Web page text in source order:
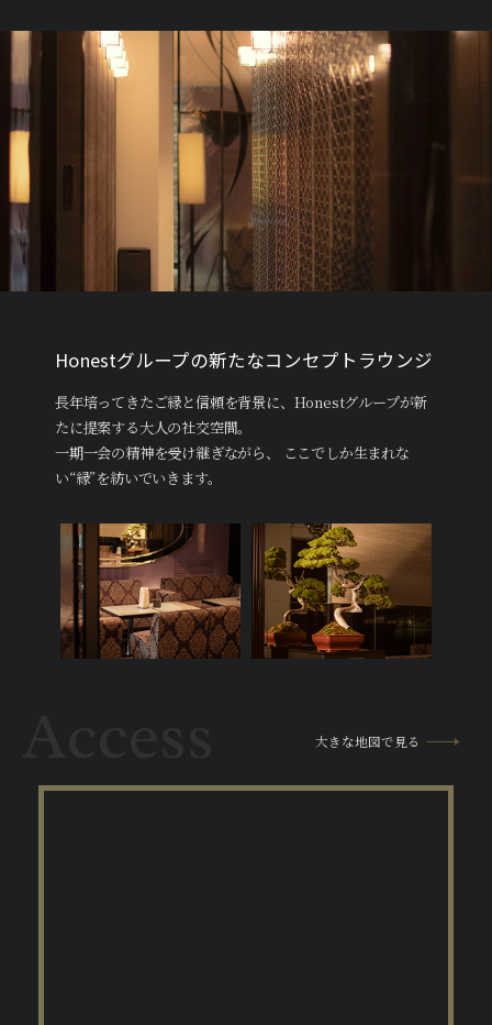
Honestグループの新たなコンセプトラウンジ
長年培ってきたご縁と信頼を背景に、Honestグループが新
たに提案する大人の社交空間。
一期一会の精神を受け継ぎながら、 ここでしか生まれな
い“縁”を紡いでいきます。
大きな地図で見る